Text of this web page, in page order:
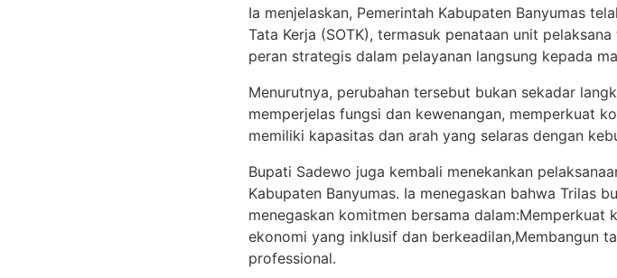
Ia menjelaskan, Pemerintah Kabupaten Banyumas
Tata Kerja (SOTK), termasuk penataan unit
peran strategis dalam pelayanan langsung kepada
Menurutnya, perubahan tersebut bukan sekadar
memperjelas fungsi dan kewenangan, memperkuat
memiliki kapasitas dan arah yang selaras dengan
Bupati Sadewo juga kembali menekankan
Kabupaten Banyumas. Ia menegaskan bahwa Trilas
menegaskan komitmen bersama
ekonomi yang inklusif dan berkeadilan,Membangun
professional.